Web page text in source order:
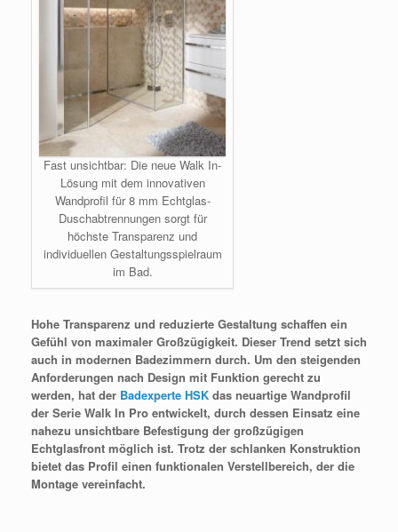
Fast unsichtbar: Die neue Walk In-
Lösung mit dem innovativen
Wandprofil für 8 mm Echtglas-
Duschabtrennungen sorgt für
höchste Transparenz und
individuellen Gestaltungsspielraum
im Bad.
Hohe Transparenz und reduzierte Gestaltung schaffen ein
Gefühl von maximaler Großzügigkeit. Dieser Trend setzt sich
auch in modernen Badezimmern durch. Um den steigenden
Anforderungen nach Design mit Funktion gerecht zu
werden, hat der Badexperte HSK das neuartige Wandprofil
der Serie Walk In Pro entwickelt, durch dessen Einsatz eine
nahezu unsichtbare Befestigung der großzügigen
Echtglasfront möglich ist. Trotz der schlanken Konstruktion
bietet das Profil einen funktionalen Verstellbereich, der die
Montage vereinfacht.